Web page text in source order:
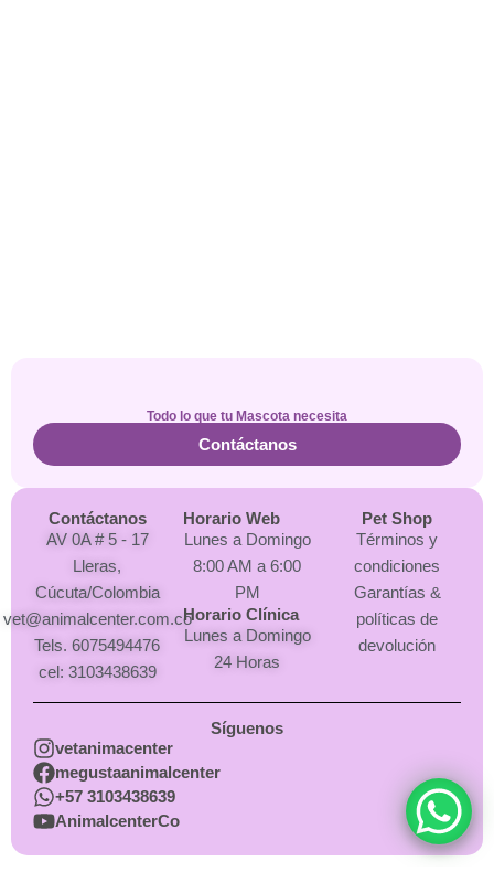
Todo lo que tu Mascota necesita
Contáctanos
Contáctanos
AV 0A # 5 - 17
Lleras,
Cúcuta/Colombia
vet@animalcenter.com.co
Tels. 6075494476
cel: 3103438639
Horario Web
Lunes a Domingo
8:00 AM a 6:00
PM
Horario Clínica
Lunes a Domingo
24 Horas
Pet Shop
Términos y
condiciones
Garantías &
políticas de
devolución
Síguenos
vetanimacenter
megustaanimalcenter
+57 3103438639
AnimalcenterCo